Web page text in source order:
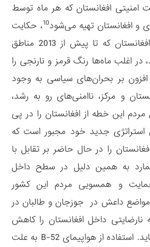
امنیتی افغانستان که هر ماه توسط
و افغانستان تهیه می‌شود10، حکایت
از آن دارد که مناطق شمال افغانستان که تا پیش از 2013 مناطق
اغلب ماه‌ها رنگ قرمز و نارنجی را
بر بحران‌های سیاسی به وجود
و مرکز، ناامنی‌های رو به رشد،
مردم این خطه از افغانستان را در پی
استراتژی جدید خود مجبور است که
را در حال حاضر بر تقابل با
به همین دلیل در سطح داخل
و همسویی مردم این کشور
مواضع داعش در جوزجان و طالبان در
داخل افغانستان را کاهش
داده یا تبدیل به همسویی نماید. استفاده از هواپیمای B-52 به علت